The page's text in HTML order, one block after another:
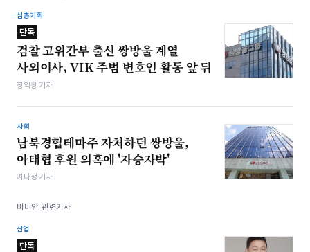
심층기획
단독
검찰 고위간부 출신 쌍방울 계열
사외이사, VIK 주범 변호인 활동 앞 뒤
장익창 기자
사회
남북경협테마주 자처하던 쌍방울,
아태협 후원 의혹에 '자승자박'
여다정 기자
비비안 관련기사
산업
단독